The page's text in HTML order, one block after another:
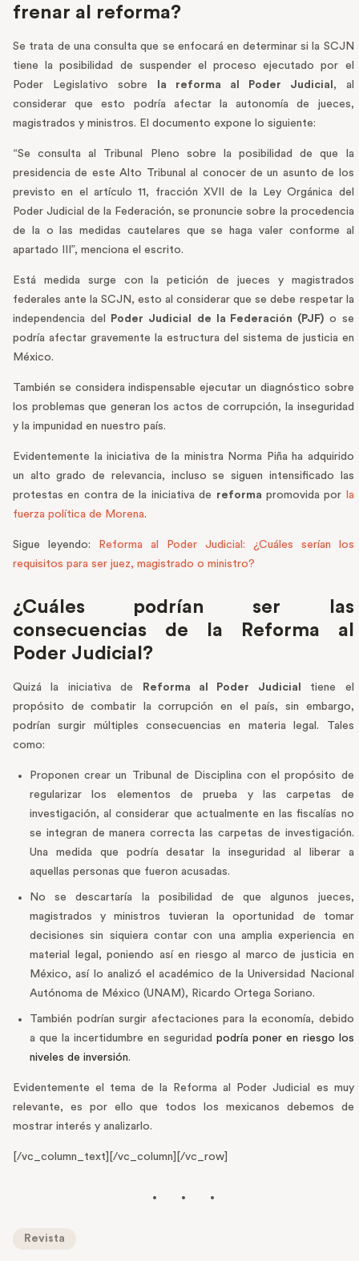
frenar al reforma?
Se trata de una consulta que se enfocará en determinar si la SCJN
tiene la posibilidad de suspender el proceso ejecutado por el
Poder Legislativo sobre
la reforma al Poder Judicial , al
considerar que esto podría afectar la autonomía de jueces,
magistrados y ministros. El documento expone lo siguiente:
“Se consulta al Tribunal Pleno sobre la posibilidad de que la
presidencia de este Alto Tribunal al conocer de un asunto de los
previsto en el artículo 11, fracción XVII de la Ley Orgánica del
Poder Judicial de la Federación, se pronuncie sobre la procedencia
de la o las medidas cautelares que se haga valer conforme al
apartado III”, menciona el escrito.
Está medida surge con la petición de jueces y magistrados
federales ante la SCJN, esto al considerar que se debe respetar la
independencia del
Poder Judicial de la Federación (PJF) o se
podría afectar gravemente la estructura del sistema de justicia en
México.
También se considera indispensable ejecutar un diagnóstico sobre
los problemas que generan los actos de corrupción, la inseguridad
y la impunidad en nuestro país.
Evidentemente la iniciativa de la ministra Norma Piña ha adquirido
un alto grado de relevancia, incluso se siguen intensificado las
protestas en contra de la iniciativa de reforma promovida por
la
fuerza política de Morena.
Sigue leyendo:
Reforma al Poder Judicial: ¿Cuáles serían los
requisitos para ser juez, magistrado o ministro?
¿Cuáles podrían ser las
consecuencias de la Reforma al
Poder Judicial?
Quizá la iniciativa de Reforma al Poder Judicial
tiene el
propósito de combatir la corrupción en el país, sin embargo,
podrían surgir múltiples consecuencias en materia legal. Tales
como:
Proponen crear un Tribunal de Disciplina con el propósito de
regularizar los elementos de prueba y las carpetas de
investigación, al considerar que actualmente en las fiscalías no
se integran de manera correcta las carpetas de investigación.
Una medida que podría desatar la inseguridad al liberar a
aquellas personas que fueron acusadas.
No se descartaría la posibilidad de que algunos jueces,
magistrados y ministros tuvieran la oportunidad de tomar
decisiones sin siquiera contar con una amplia experiencia en
material legal, poniendo así en riesgo al marco de justicia en
México, así lo analizó el académico de la Universidad Nacional
Autónoma de México (UNAM), Ricardo Ortega Soriano.
También podrían surgir afectaciones para la economía, debido
a que la incertidumbre en seguridadpodría poner en riesgo los
niveles de inversión.
Evidentemente el tema de la Reforma al Poder Judicial es muy
relevante, es por ello que todos los mexicanos debemos de
mostrar interés y analizarlo.
[/vc_column_text][/vc_column][/vc_row]
Revista